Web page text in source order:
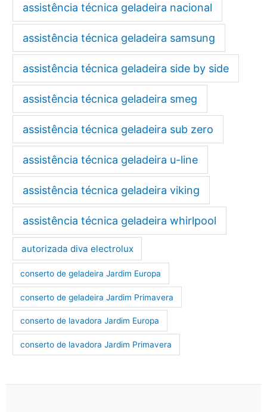
assistência técnica geladeira nacional
assistência técnica geladeira samsung
assistência técnica geladeira side by side
assistência técnica geladeira smeg
assistência técnica geladeira sub zero
assistência técnica geladeira u-line
assistência técnica geladeira viking
assistência técnica geladeira whirlpool
autorizada diva electrolux
conserto de geladeira Jardim Europa
conserto de geladeira Jardim Primavera
conserto de lavadora Jardim Europa
conserto de lavadora Jardim Primavera